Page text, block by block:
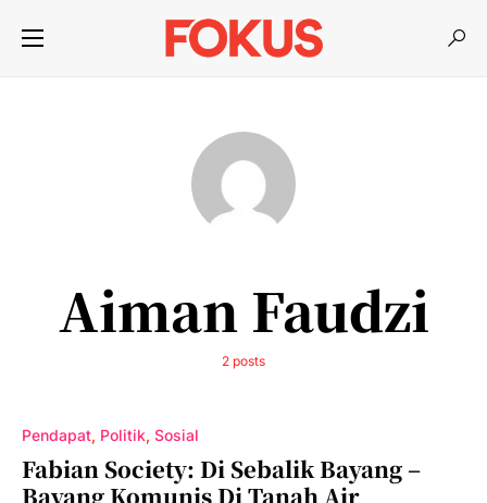
Aiman Faudzi
2 posts
Pendapat Politik Sosial
Fabian Society: Di Sebalik Bayang –
Bayang Komunis Di Tanah Air